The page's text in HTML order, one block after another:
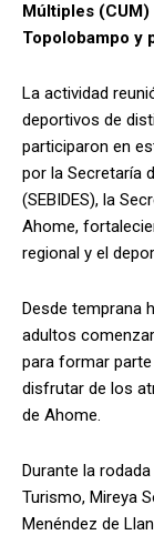
Múltiples
Topolobampo y
La actividad
deportivos de
participaron en
por la Secretaría
(SEBIDES), la
Ahome,
regional y el
Desde temprana
adultos
para formar
disfrutar de los
de Ahome.
Durante la
Turismo, Mireya
Menéndez de